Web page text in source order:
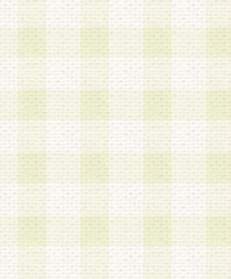
c.会員からの電話、メ
d.その他これらに付随す
2.当社は、会員個人を
会員情報を本人の承諾
人を識別できる情報に
社は事前に会員本人の
3.前項の定めに拘わら
意を 得ることなく、会
づき選定した委託業者
できるものとします。
契約を締結しこれを遵